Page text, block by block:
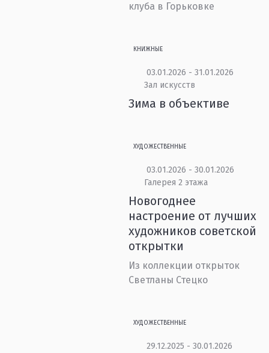
клуба в Горьковке
КНИЖНЫЕ
03.01.2026 - 31.01.2026
Зал искусств
Зима в объективе
ХУДОЖЕСТВЕННЫЕ
03.01.2026 - 30.01.2026
Галерея 2 этажа
Новогоднее
настроение от лучших
художников советской
открытки
Из коллекции открыток
Светланы Стецко
ХУДОЖЕСТВЕННЫЕ
29.12.2025 - 30.01.2026